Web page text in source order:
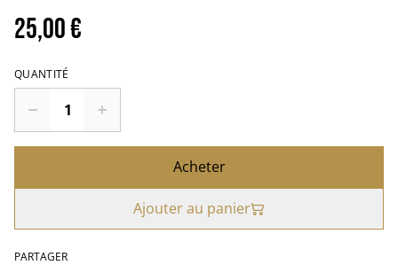
25,00 €
QUANTITÉ
Acheter
Ajouter au panier
PARTAGER